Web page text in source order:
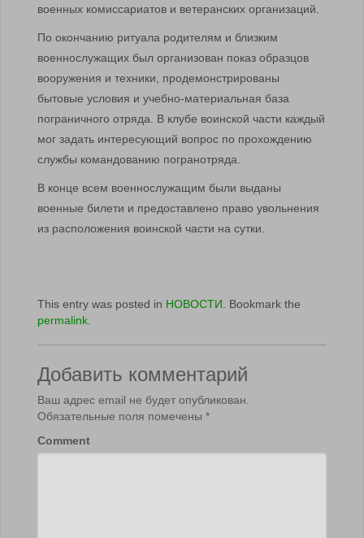
военных комиссариатов и ветеранских организаций.
По окончанию ритуала родителям и близким
военнослужащих был организован показ образцов
вооружения и техники, продемонстрированы
бытовые условия и учебно-материальная база
пограничного отряда. В клубе воинской части каждый
мог задать интересующий вопрос по прохождению
службы командованию погранотряда.
В конце всем военнослужащим были выданы
военные билети и предоставлено право увольнения
из расположения воинской части на сутки.
This entry was posted in НОВОСТИ . Bookmark the
permalink
Добавить комментарий
Ваш адрес email не будет опубликован.
Обязательные поля помечены *
Comment